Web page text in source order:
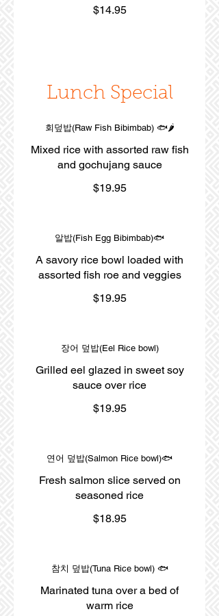
$14.95
Lunch Special
회덮밥(Raw Fish Bibimbab) 🐟🌶️
Mixed rice with assorted raw fish
and gochujang sauce
$19.95
알밥(Fish Egg Bibimbab)🐟
A savory rice bowl loaded with
assorted fish roe and veggies
$19.95
장어 덮밥(Eel Rice bowl)
Grilled eel glazed in sweet soy
sauce over rice
$19.95
연어 덮밥(Salmon Rice bowl)🐟
Fresh salmon slice served on
seasoned rice
$18.95
참치 덮밥(Tuna Rice bowl) 🐟
Marinated tuna over a bed of
warm rice